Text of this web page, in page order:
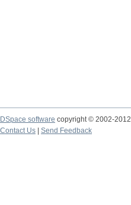
DSpace software copyright © 2002-2012
Contact Us
Send Feedback